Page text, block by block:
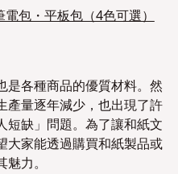
包・平板包（4色可選）
是各種商品的優質材料。然
產量逐年減少，也出現了許
短缺」問題。為了讓和紙文
大家能透過購買和紙製品或
力。